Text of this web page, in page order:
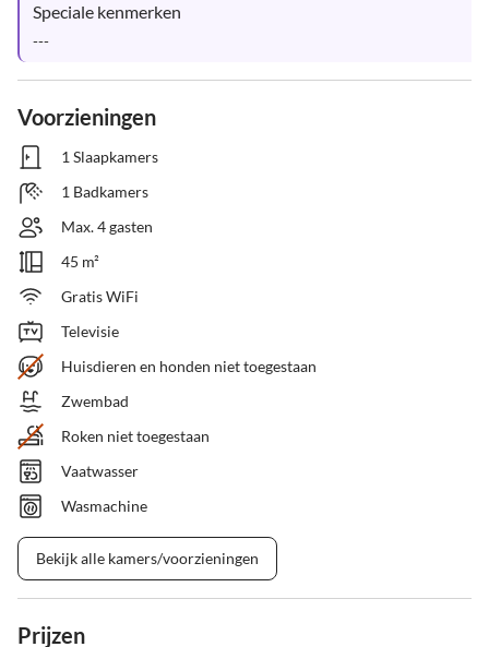
Speciale kenmerken
---
Voorzieningen
1 Slaapkamers
1 Badkamers
Max. 4 gasten
45 m²
Gratis WiFi
Televisie
Huisdieren en honden niet toegestaan
Zwembad
Roken niet toegestaan
Vaatwasser
Wasmachine
Bekijk alle kamers/voorzieningen
Prijzen